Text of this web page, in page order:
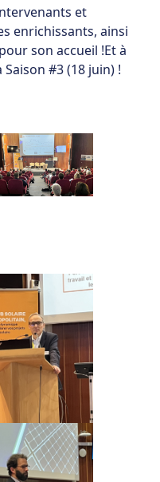
et
enrichissants, ainsi
son accueil !Et à
#3 (18 juin) !